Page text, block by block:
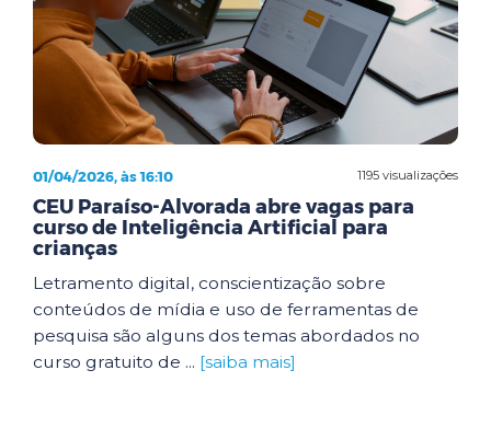
1195 visualizações
01/04/2026, às 16:10
CEU Paraíso-Alvorada abre vagas para
curso de Inteligência Artificial para
crianças
Letramento digital, conscientização sobre
conteúdos de mídia e uso de ferramentas de
pesquisa são alguns dos temas abordados no
curso gratuito de ... [saiba mais]